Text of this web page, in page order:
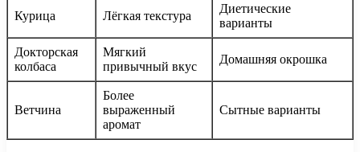
Курица Лёгкая текстура
Диетические
варианты
Докторская
колбаса
Мягкий
привычный вкус
Домашняя окрошка
Ветчина
Более
выраженный
аромат
Сытные варианты